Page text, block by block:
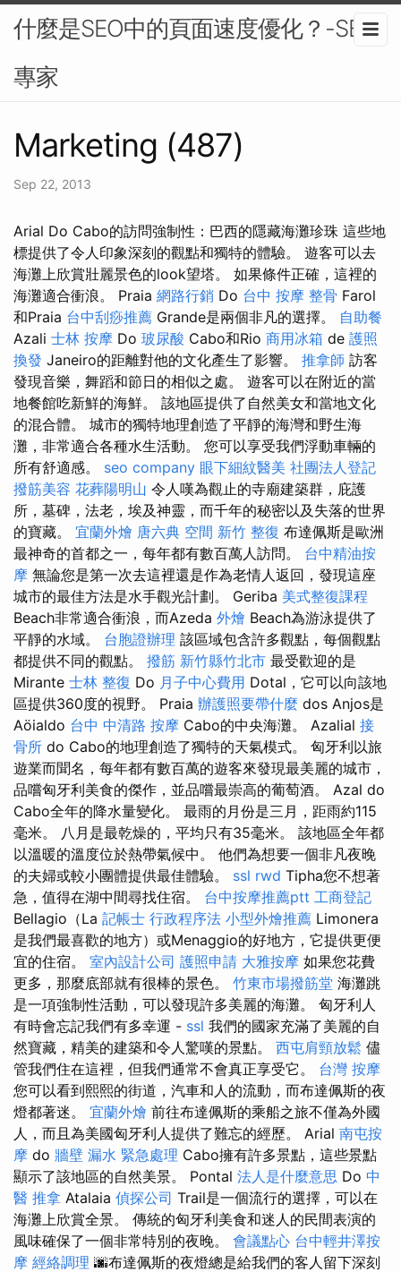
什麼是SEO中的頁面速度優化？-SEO
專家
Marketing (487)
Sep 22, 2013
Arial Do Cabo的訪問強制性：巴西的隱藏海灘珍珠 這些地
標提供了令人印象深刻的觀點和獨特的體驗。 遊客可以去
海灘上欣賞壯麗景色的look望塔。 如果條件正確，這裡的
海灘適合衝浪。 Praia 網路行銷 Do 台中 按摩 整骨 Farol
和Praia 台中刮痧推薦 Grande是兩個非凡的選擇。 自助餐
Azali 士林 按摩 Do 玻尿酸 Cabo和Rio 商用冰箱 de 護照
換發 Janeiro的距離對他的文化產生了影響。 推拿師 訪客
發現音樂，舞蹈和節日的相似之處。 遊客可以在附近的當
地餐館吃新鮮的海鮮。 該地區提供了自然美女和當地文化
的混合體。 城市的獨特地理創造了平靜的海灣和野生海
灘，非常適合各種水生活動。 您可以享受我們浮動車輛的
所有舒適感。 seo company 眼下細紋醫美 社團法人登記
撥筋美容 花葬陽明山 令人嘆為觀止的寺廟建築群，庇護
所，墓碑，法老，埃及神靈，而千年的秘密以及失落的世界
的寶藏。 宜蘭外燴 唐六典 空間 新竹 整復 布達佩斯是歐洲
最神奇的首都之一，每年都有數百萬人訪問。 台中精油按
摩 無論您是第一次去這裡還是作為老情人返回，發現這座
城市的最佳方法是水手觀光計劃。 Geriba 美式整復課程
Beach非常適合衝浪，而Azeda 外燴 Beach為游泳提供了
平靜的水域。 台胞證辦理 該區域包含許多觀點，每個觀點
都提供不同的觀點。 撥筋 新竹縣竹北市 最受歡迎的是
Mirante 士林 整復 Do 月子中心費用 Dotal，它可以向該地
區提供360度的視野。 Praia 辦護照要帶什麼 dos Anjos是
Aöialdo 台中 中清路 按摩 Cabo的中央海灘。 Azalial 接
骨所 do Cabo的地理創造了獨特的天氣模式。 匈牙利以旅
遊業而聞名，每年都有數百萬的遊客來發現最美麗的城市，
品嚐匈牙利美食的傑作，並品嚐最崇高的葡萄酒。 Azal do
Cabo全年的降水量變化。 最雨的月份是三月，距雨約115
毫米。 八月是最乾燥的，平均只有35毫米。 該地區全年都
以溫暖的溫度位於熱帶氣候中。 他們為想要一個非凡夜晚
的夫婦或較小團體提供最佳體驗。 ssl rwd Tipha您不想著
急，值得在湖中間尋找住宿。 台中按摩推薦ptt 工商登記
Bellagio（La 記帳士 行政程序法 小型外燴推薦 Limonera
是我們最喜歡的地方）或Menaggio的好地方，它提供更便
宜的住宿。 室內設計公司 護照申請 大雅按摩 如果您花費
更多，那麼底部就有很棒的景色。 竹東市場撥筋堂 海灘跳
是一項強制性活動，可以發現許多美麗的海灘。 匈牙利人
有時會忘記我們有多幸運 - ssl 我們的國家充滿了美麗的自
然寶藏，精美的建築和令人驚嘆的景點。 西屯肩頸放鬆 儘
管我們住在這裡，但我們通常不會真正享受它。 台灣 按摩
您可以看到熙熙的街道，汽車和人的流動，而布達佩斯的夜
燈都著迷。 宜蘭外燴 前往布達佩斯的乘船之旅不僅為外國​​
人，而且為美國匈牙利人提供了難忘的經歷。 Arial 南屯按
摩 do 牆壁 漏水 緊急處理 Cabo擁有許多景點，這些景點
顯示了該地區的自然美景。 Pontal 法人是什麼意思 Do 中
醫 推拿 Atalaia 偵探公司 Trail是一個流行的選擇，可以在
海灘上欣賞全景。 傳統的匈牙利美食和迷人的民間表演的
風味確保了一個非常特別的夜晚。 會議點心 台中輕井澤按
摩 經絡調理 🌆布達佩斯的夜燈總是給我們的客人留下深刻